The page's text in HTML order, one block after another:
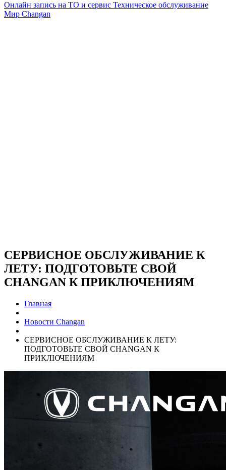
Онлайн запись на ТО и сервис Техническое обслуживание
Мир Changan
СЕРВИСНОЕ ОБСЛУЖИВАНИЕ К
ЛЕТУ: ПОДГОТОВЬТЕ СВОЙ
CHANGAN К ПРИКЛЮЧЕНИЯМ
Главная
Новости Changan
СЕРВИСНОЕ ОБСЛУЖИВАНИЕ К ЛЕТУ:
ПОДГОТОВЬТЕ СВОЙ CHANGAN К
ПРИКЛЮЧЕНИЯМ